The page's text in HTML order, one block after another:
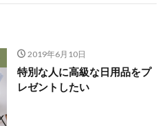
2019年6月10日
特別な人に高級な日用品をプ
レゼントしたい